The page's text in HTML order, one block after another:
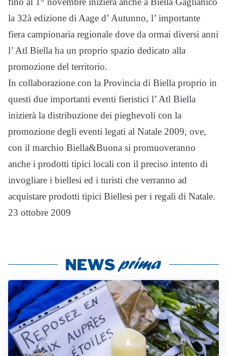
la 32à edizione di Aage d’ Autunno, l’ importante
fiera campionaria regionale dove da ormai diversi anni
l’ Atl Biella ha un proprio spazio dedicato alla
promozione del territorio.
In collaborazione con la Provincia di Biella proprio in
questi due importanti eventi fieristici l’ Atl Biella
inizierà la distribuzione dei pieghevoli con la
promozione degli eventi legati al Natale 2009, ove,
con il marchio Biella&Buona si promuoveranno
anche i prodotti tipici locali con il preciso intento di
invogliare i biellesi ed i turisti che verranno ad
acquistare prodotti tipici Biellesi per i regali di Natale.
23 ottobre 2009